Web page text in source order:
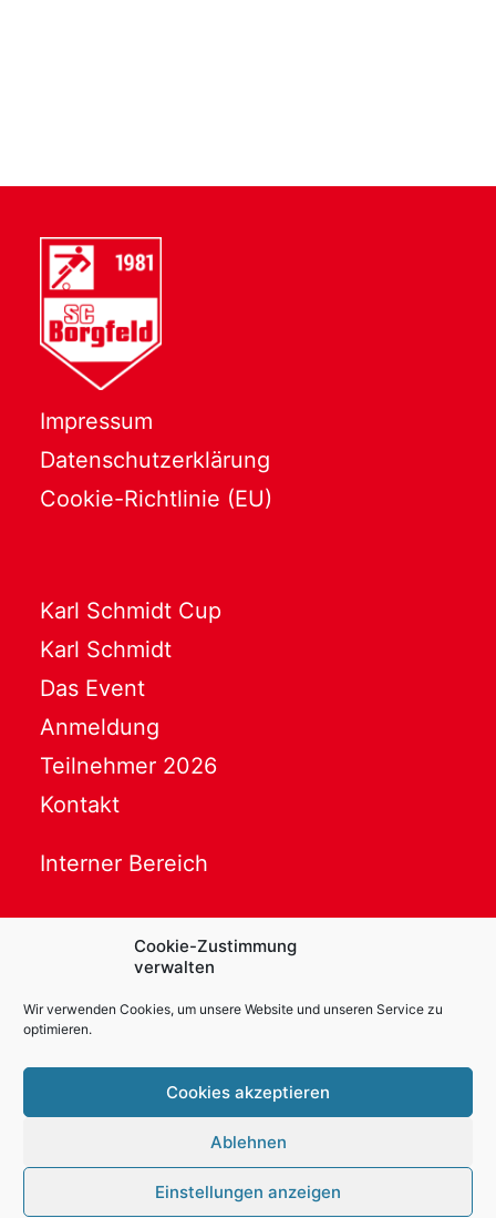
Cookie-Zustimmung
verwalten
Wir verwenden Cookies, um unsere Website und unseren Service zu
optimieren.
Cookies akzeptieren
Ablehnen
Einstellungen anzeigen
Impressum
Datenschutzerklärung
Cookie-Richtlinie (EU)
Karl Schmidt Cup
Karl Schmidt
Das Event
Anmeldung
Teilnehmer 2026
Kontakt
Interner Bereich
Powered by Translate
Ihr Ansprechpartner
Thomas Kaessler
info@karl-schmidt-cup.de
Mobil : +49-172 1571549